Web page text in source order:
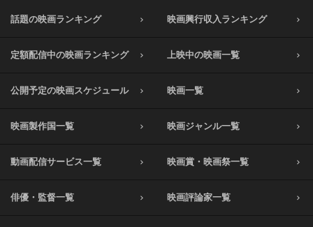
話題の映画ランキング 映画興行収入ランキング
定額配信中の映画ランキング 上映中の映画一覧
公開予定の映画スケジュール 映画一覧
映画製作国一覧 映画ジャンル一覧
動画配信サービス一覧 映画賞・映画祭一覧
俳優・監督一覧 映画評論家一覧